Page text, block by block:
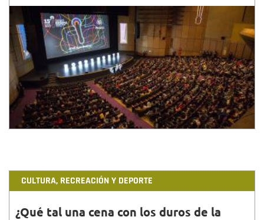
30•NOV•2018
El Festival de Cortos de Bogotá trae una diversa
programación, del 4 al 11 de diciembre, pensada para
todos los gustos....
CULTURA, RECREACIÓN Y DEPORTE
¿Qué tal una cena con los duros de la